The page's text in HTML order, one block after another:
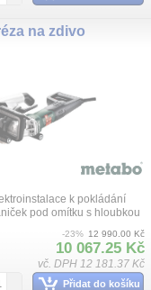
na zdivo
k pokládání
pod omítku s hloubkou
motoru, konstant...
-23% 12 990.00 Kč
10 067.25 Kč
vč. DPH 12 181.37 Kč
Přidat do košíku